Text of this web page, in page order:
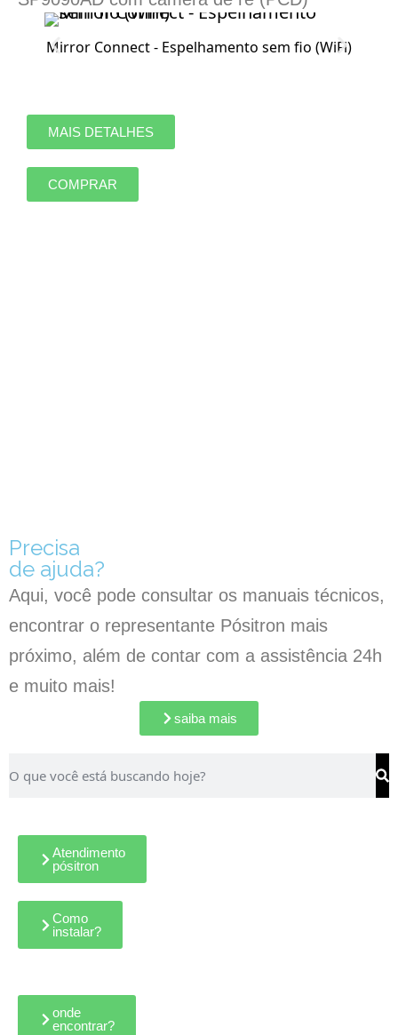
Mirror Connect - Espelhamento sem fio (WiFi)
MAIS DETALHES
COMPRAR
Precisa
de ajuda?
Aqui, você pode consultar os manuais técnicos,
encontrar o representante Pósitron mais
próximo, além de contar com a assistência 24h
e muito mais!
saiba mais
Atendimento
pósitron
Como
instalar?
onde
encontrar?